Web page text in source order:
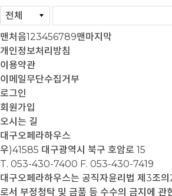
맨처음123456789맨마지막
개인정보처리방침
이용약관
이메일무단수집거부
로그인
회원가입
오시는 길
대구오페라하우스
우)41585 대구광역시 북구 호암로 15
T. 053-430-7400 F. 053-430-7419
대구오페라하우스는 공직자윤리법 제3조의
로서 부정청탁 및 금품 등 수수의 금지에 관